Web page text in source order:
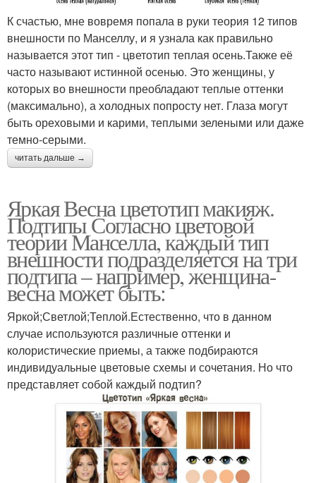
К счастью, мне вовремя попала в руки теория 12 типов
внешности по Манселлу, и я узнала как правильно
называется этот тип - цветотип теплая осень.Также её
часто называют истинной осенью. Это женщины, у
которых во внешности преобладают теплые оттенки
(максимально), а холодных попросту нет. Глаза могут
быть ореховыми и карими, теплыми зелеными или даже
темно-серыми.
читать дальше →
Яркая Весна цветотип макияж.
Подтипы Согласно цветовой
теории Манселла, каждый тип
внешности подразделяется на три
подтипа – например, женщина-
весна может быть:
Яркой;Светлой;Теплой.Естественно, что в данном
случае используются различные оттенки и
колористические приемы, а также подбираются
индивидуальные цветовые схемы и сочетания. Но что
представляет собой каждый подтип?